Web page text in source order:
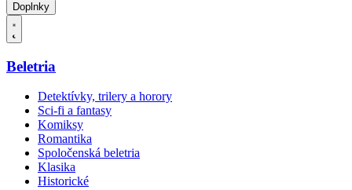
Doplnky
Beletria
Detektívky, trilery a horory
Sci-fi a fantasy
Komiksy
Romantika
Spoločenská beletria
Klasika
Historické